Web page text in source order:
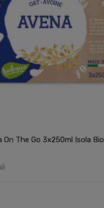
On The Go 3x250ml Isola Bio